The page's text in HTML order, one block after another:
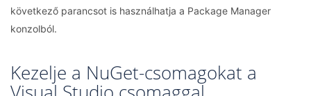
következő parancsot is használhatja a Package Manager
konzolból.
Kezelje a NuGet-csomagokat a